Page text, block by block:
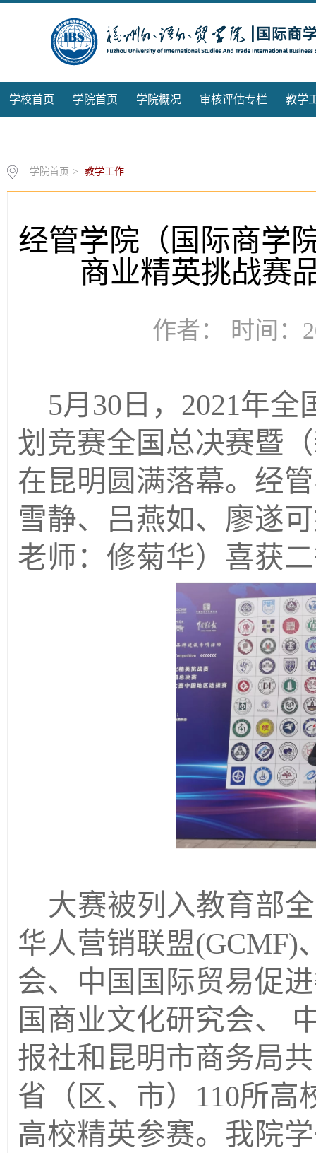
学校首页 学院首页 学院概况 审核评估专栏 教学
学院首页 > 教学工作
经管学院（国际商学
商业精英挑战赛
作者： 时间：
5月30日，2021年
划竞赛全国总决赛暨
在昆明圆满落幕。经
雪静、吕燕如、廖遂
老师：修菊华）喜获
大赛被列入教育部
华人营销联盟(GCMF)
会、中国国际贸易促
国商业文化研究会、
报社和昆明市商务局
省（区、市）110所高
高校精英参赛。我院